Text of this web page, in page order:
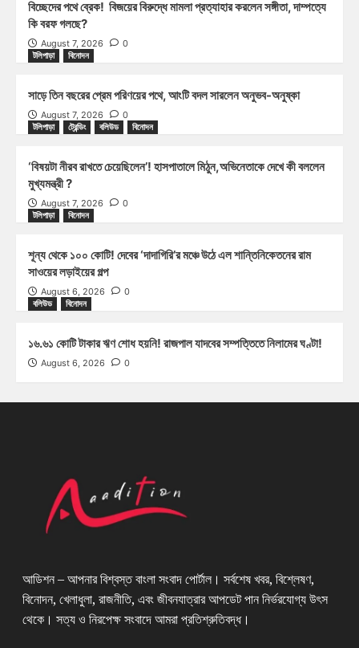
বিচ্ছেদের পথে ব্রেক! বিজয়ের বিরুদ্ধে মামলা প্রত্যাহার করলেন সঙ্গীতা, দাম্পত্যে
কি বরফ গলছে?
August 7, 2026
0
টলিপাড়া
বিনোদন
সাড়ে তিন বছরের প্রেম পরিণয়ের পথে, আংটি বদল সারলেন অনুভব-অনুষ্কা
August 7, 2026
0
টলিপাড়া
ট্রেন্ডিং বলিউড বিনোদন
‘বিষয়টা নীরব রাখতে চেয়েছিলেন’! হাসপাতালে মিঠুন,অভিনেতাকে দেখে কী বললেন
মুখ্যমন্ত্রী ?
August 7, 2026
0
টলিপাড়া
বিনোদন
শূন্য থেকে ১০০ কোটি! দেবের ‘দাদাগিরি’র মঞ্চে উঠে এল শান্তিনিকেতনের রাম
সাওয়ের লড়াইয়ের গল্প
August 6, 2026
0
বলিউড
বিনোদন
১৬.৬১ কোটি টাকার ঋণ শোধ হয়নি! রাজপাল যাদবের সম্পত্তিতে নিলামের ঘণ্টা!
August 6, 2026 0
আডিশন – আপনার বিশ্বস্ত বাংলা সংবাদ পোর্টাল। সর্বশেষ খবর, বিশ্লেষণ,
বিনোদন, খেলাধুলা, রাজনীতি, এবং জীবনযাত্রার আপডেট পান নির্ভরযোগ্য উৎস
থেকে। সত্য ও নিরপেক্ষ সংবাদে আমরা প্রতিশ্রুতিবদ্ধ।